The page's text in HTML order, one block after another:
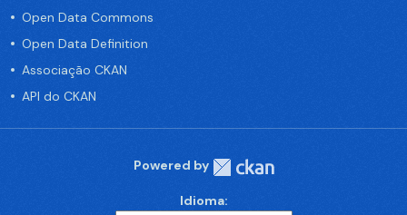
Open Data Commons
Open Data Definition
Associação CKAN
API do CKAN
Powered by
Idioma